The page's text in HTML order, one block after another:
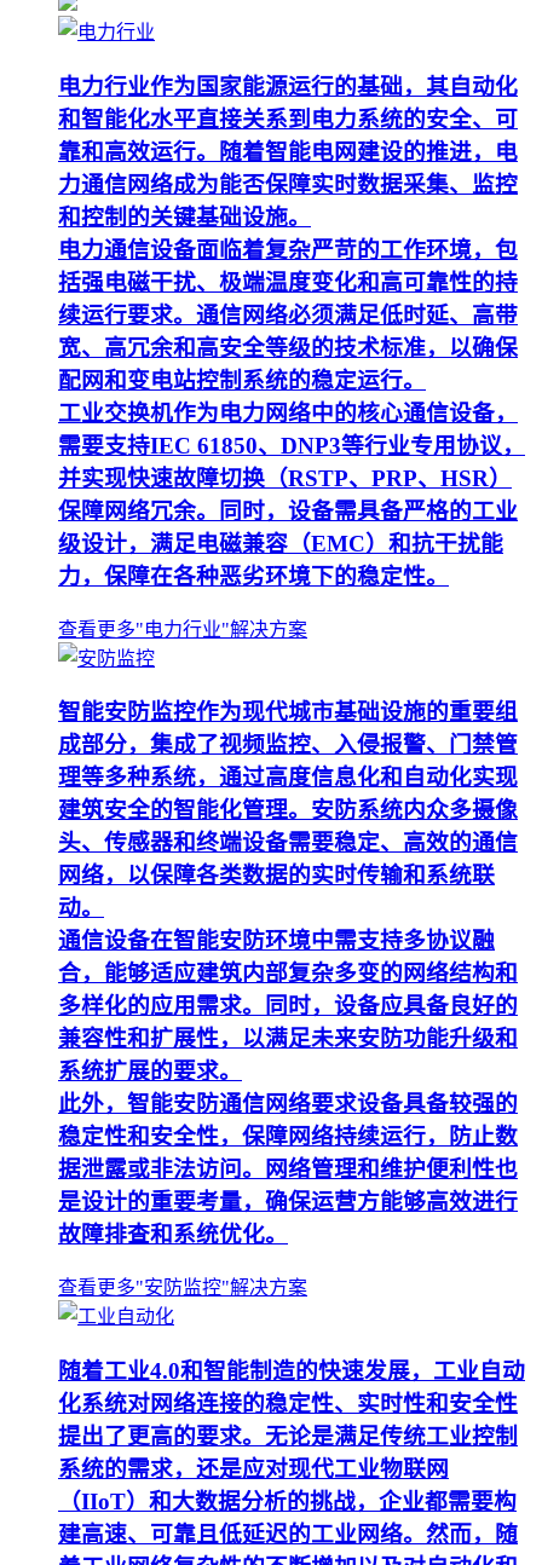
电力行业作为国家能源运行的基础，其自动化
和智能化水平直接关系到电力系统的安全、可
靠和高效运行。随着智能电网建设的推进，电
力通信网络成为能否保障实时数据采集、监控
和控制的关键基础设施。
电力通信设备面临着复杂严苛的工作环境，包
括强电磁干扰、极端温度变化和高可靠性的持
续运行要求。通信网络必须满足低时延、高带
宽、高冗余和高安全等级的技术标准，以确保
配网和变电站控制系统的稳定运行。
工业交换机作为电力网络中的核心通信设备，
需要支持IEC 61850、DNP3等行业专用协议，
并实现快速故障切换（RSTP、PRP、HSR）
保障网络冗余。同时，设备需具备严格的工业
级设计，满足电磁兼容（EMC）和抗干扰能
力，保障在各种恶劣环境下的稳定性。
查看更多"电力行业"解决方案
智能安防监控作为现代城市基础设施的重要组
成部分，集成了视频监控、入侵报警、门禁管
理等多种系统，通过高度信息化和自动化实现
建筑安全的智能化管理。安防系统内众多摄像
头、传感器和终端设备需要稳定、高效的通信
网络，以保障各类数据的实时传输和系统联
动。
通信设备在智能安防环境中需支持多协议融
合，能够适应建筑内部复杂多变的网络结构和
多样化的应用需求。同时，设备应具备良好的
兼容性和扩展性，以满足未来安防功能升级和
系统扩展的要求。
此外，智能安防通信网络要求设备具备较强的
稳定性和安全性，保障网络持续运行，防止数
据泄露或非法访问。网络管理和维护便利性也
是设计的重要考量，确保运营方能够高效进行
故障排查和系统优化。
查看更多"安防监控"解决方案
随着工业4.0和智能制造的快速发展，工业自动
化系统对网络连接的稳定性、实时性和安全性
提出了更高的要求。无论是满足传统工业控制
系统的需求，还是应对现代工业物联网
（IIoT）和大数据分析的挑战，企业都需要构
建高速、可靠且低延迟的工业网络。然而，随